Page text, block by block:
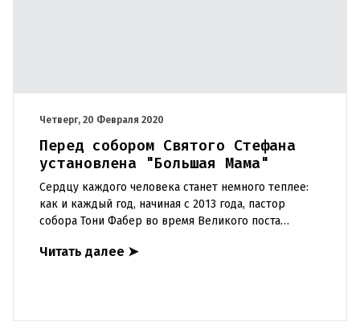
Четверг, 20 Февраля 2020
Перед собором Святого Стефана
установлена "Большая Мама"
Сердцу каждого человека станет немного теплее:
как и каждый год, начиная с 2013 года, пастор
собора Тони Фабер во время Великого поста
Стефана и вокруг нег
Читать далее ➤